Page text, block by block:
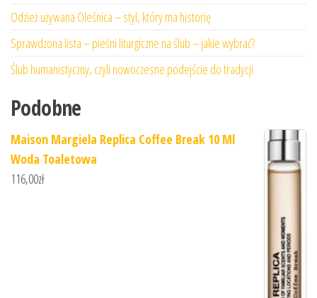
Odzież używana Oleśnica – styl, który ma historię
Sprawdzona lista – pieśni liturgiczne na ślub – jakie wybrać?
Ślub humanistyczny, czyli nowoczesne podejście do tradycji
Podobne
Maison Margiela Replica Coffee Break 10 Ml
Woda Toaletowa
116,00zł